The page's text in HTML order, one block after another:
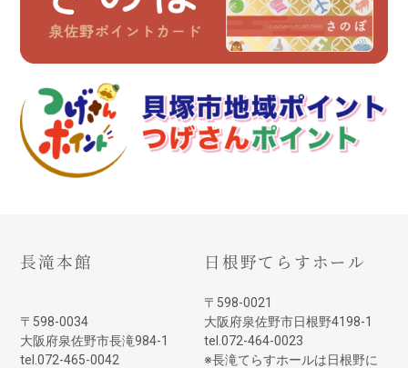
長滝本館
〒598-0034
大阪府泉佐野市長滝984-1
tel.072-465-0042
日根野てらすホール
〒598-0021
大阪府泉佐野市日根野4198-1
tel.072-464-0023
※長滝てらすホールは日根野に